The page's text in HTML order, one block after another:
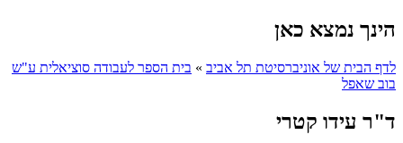
הינך נמצא כאן
לדף הבית של אוניברסיטת תל אביב » בית הספר לעבודה סוציאלית ע"ש
בוב שאפל
ד"ר עידו קטרי